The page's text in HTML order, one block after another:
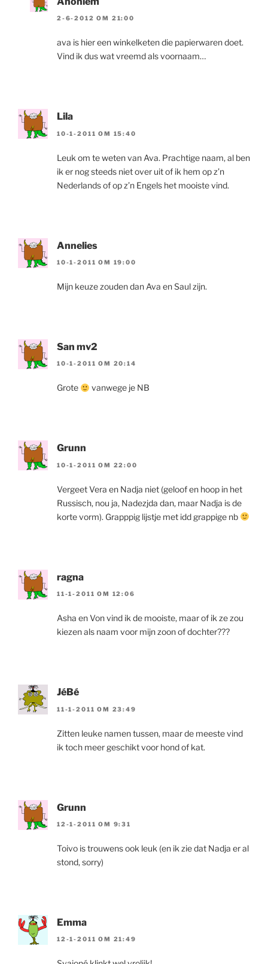
2-6-2012 OM 21:00
ava is hier een winkelketen die papierwaren doet.
Vind ik dus wat vreemd als voornaam…
Lila
10-1-2011 OM 15:40
Leuk om te weten van Ava. Prachtige naam, al ben
ik er nog steeds niet over uit of ik hem op z’n
Nederlands of op z’n Engels het mooiste vind.
Annelies
10-1-2011 OM 19:00
Mijn keuze zouden dan Ava en Saul zijn.
San mv2
10-1-2011 OM 20:14
Grote vanwege je NB
Grunn
10-1-2011 OM 22:00
Vergeet Vera en Nadja niet (geloof en hoop in het
Russisch, nou ja, Nadezjda dan, maar Nadja is de
korte vorm). Grapppig lijstje met idd grappige nb
ragna
11-1-2011 OM 12:06
Asha en Von vind ik de mooiste, maar of ik ze zou
kiezen als naam voor mijn zoon of dochter???
JéBé
11-1-2011 OM 23:49
Zitten leuke namen tussen, maar de meeste vind
ik toch meer geschikt voor hond of kat.
Grunn
12-1-2011 OM 9:31
Toivo is trouwens ook leuk (en ik zie dat Nadja er al
stond, sorry)
Emma
12-1-2011 OM 21:49